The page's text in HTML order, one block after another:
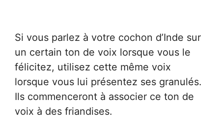
Si vous parlez à votre cochon d’Inde sur
un certain ton de voix lorsque vous le
félicitez, utilisez cette même voix
lorsque vous lui présentez ses granulés.
Ils commenceront à associer ce ton de
voix à des friandises.